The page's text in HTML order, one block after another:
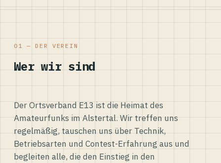
01 — DER VEREIN
Wer wir sind
Der Ortsverband E13 ist die Heimat des
Amateurfunks im Alstertal. Wir treffen uns
regelmäßig, tauschen uns über Technik,
Betriebsarten und Contest-Erfahrung aus und
begleiten alle, die den Einstieg in den